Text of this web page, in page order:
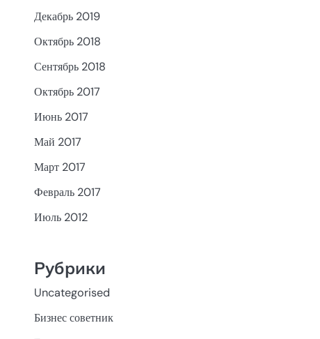
Декабрь 2019
Октябрь 2018
Сентябрь 2018
Октябрь 2017
Июнь 2017
Май 2017
Март 2017
Февраль 2017
Июль 2012
Рубрики
Uncategorised
Бизнес советник